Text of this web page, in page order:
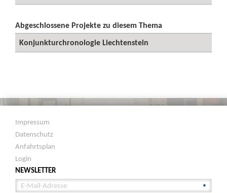
Abgeschlossene Projekte zu diesem Thema
Konjunkturchronologie Liechtenstein
Impressum
Datenschutz
Anfahrtsplan
Login
NEWSLETTER